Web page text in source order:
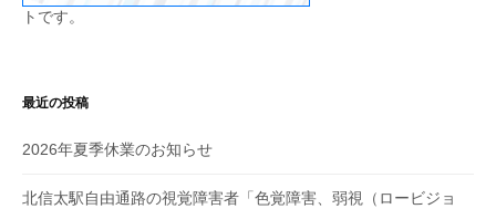
トです。
最近の投稿
2026年夏季休業のお知らせ
北信太駅自由通路の視覚障害者「色覚障害、弱視（ロービジョ